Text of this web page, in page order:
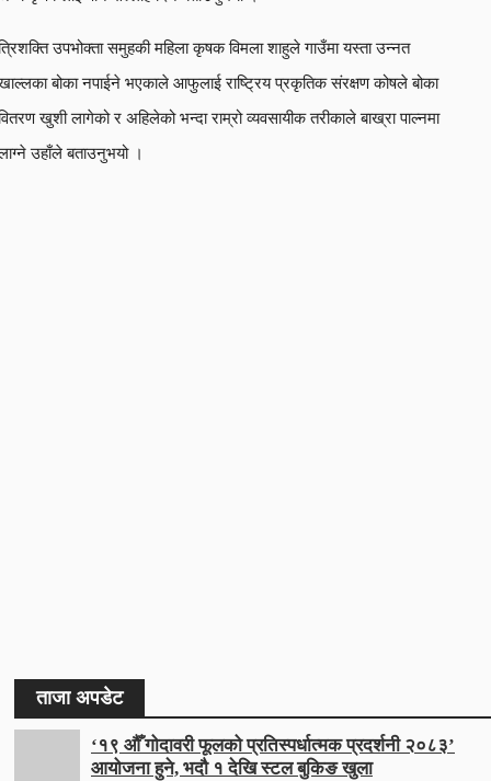
उपभोक्ता समुहकी महिला कृषक विमला शाहुले गाउँमा यस्ता उन्नत
बोका नपाईने भएकाले आफुलाई राष्ट्रिय प्रकृतिक संरक्षण कोषले बोका
खुशी लागेको र अहिलेको भन्दा राम्रो व्यवसायीक तरीकाले बाख्रा पाल्नमा
उहाँले बताउनुभयो ।
ताजा अपडेट
‘१९ औँ गोदावरी फूलको प्रतिस्पर्धात्मक प्रदर्शनी २०८३’
आयोजना हुने, भदौ १ देखि स्टल बुकिङ खुला